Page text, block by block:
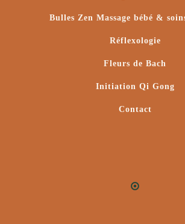
Bulles Zen Massage bébé &
Réflexologie
Fleurs de Bach
Initiation Qi Gong
Contact